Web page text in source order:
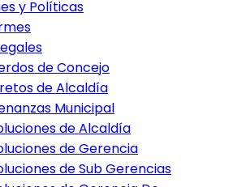
y Políticas
de Concejo
de Alcaldía
Municipal
de Alcaldía
de Gerencia
de Sub Gerencias